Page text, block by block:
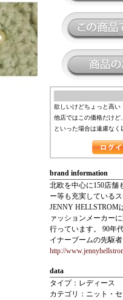
欲しいけどちょっと高い
他店ではこの価格だけど
といった場合は遠慮なく
brand information
北欧を中心に150店舗
ー等も充実している
JENNY HELLSTROM
ァッションメーカー
行っています。 90年
イナーブームの先駆者
http://
data
タイプ：レディース
カテゴリ：ニット・